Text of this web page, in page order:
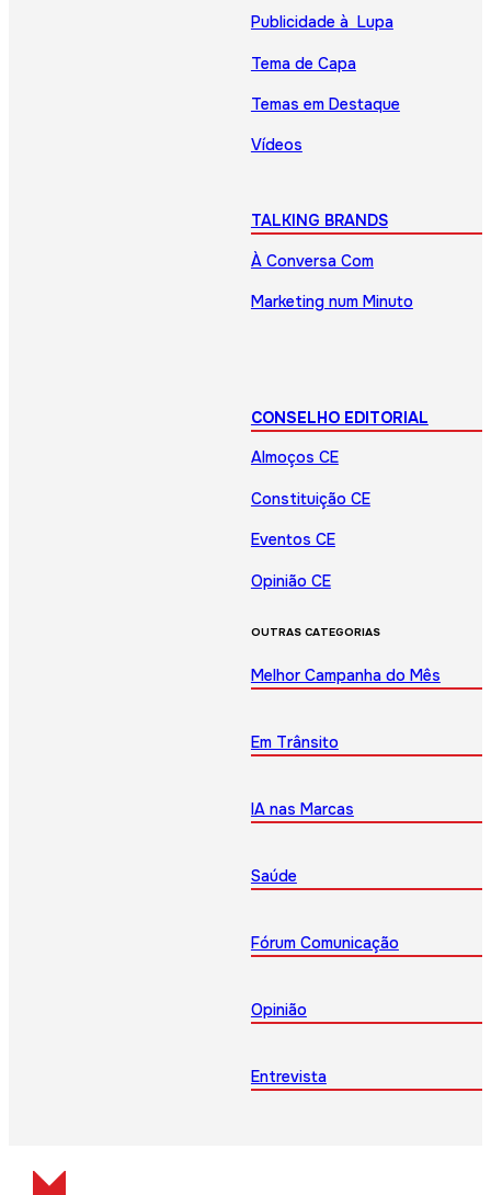
Publicidade à Lupa
Tema de Capa
Temas em Destaque
Vídeos
TALKING BRANDS
À Conversa Com
Marketing num Minuto
CONSELHO EDITORIAL
Almoços CE
Constituição CE
Eventos CE
Opinião CE
OUTRAS CATEGORIAS
Melhor Campanha do Mês
Em Trânsito
IA nas Marcas
Saúde
Fórum Comunicação
Opinião
Entrevista